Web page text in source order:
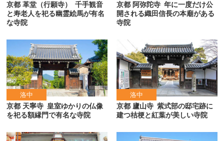
京都 革堂（行願寺）
千手観音
と寿老人を祀る幽霊絵馬が有名
な寺院
京都 阿弥陀寺 年に一度だけ公
開される織田信長の本廟がある
寺院
洛中
京都 天寧寺 皇室ゆかりの仏像
を祀る額縁門で有名な寺院
洛中
京都 廬山寺 紫式部の邸宅跡に
建つ桔梗と紅葉が美しい寺院